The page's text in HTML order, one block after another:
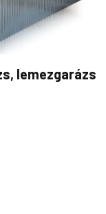
lemezgarázs